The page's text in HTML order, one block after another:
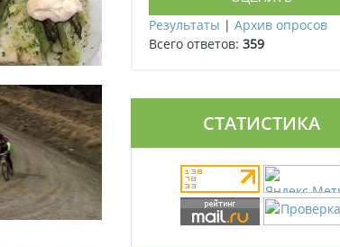
Результаты | Архив опросов
Всего ответов: 359
СТАТИСТИКА